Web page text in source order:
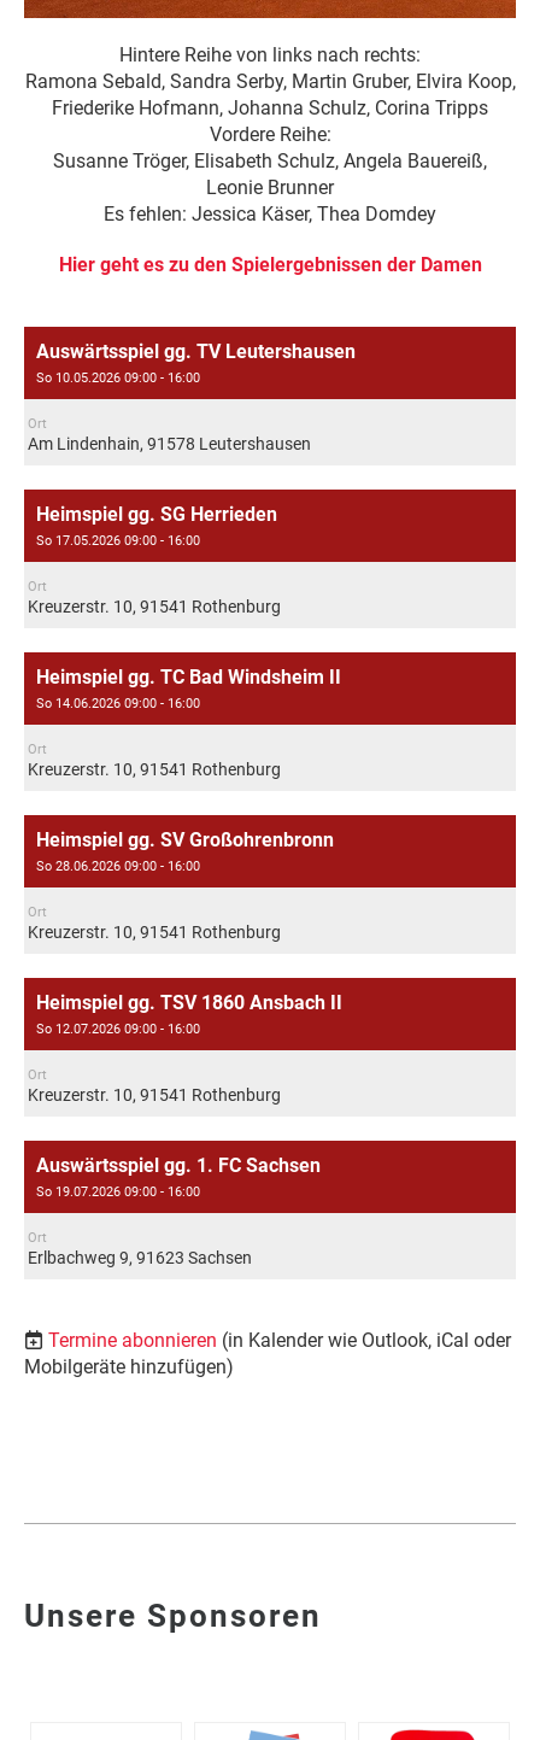
Hintere Reihe von links nach rechts:
Ramona Sebald, Sandra Serby, Martin Gruber, Elvira Koop,
Friederike Hofmann, Johanna Schulz, Corina Tripps
Vordere Reihe:
Susanne Tröger, Elisabeth Schulz, Angela Bauereiß,
Leonie Brunner
Es fehlen: Jessica Käser, Thea Domdey
Hier geht es zu den Spielergebnissen der Damen
Auswärtsspiel gg. TV Leutershausen
So 10.05.2026 09:00 - 16:00
Ort
Am Lindenhain, 91578 Leutershausen
Heimspiel gg. SG Herrieden
So 17.05.2026 09:00 - 16:00
Ort
Kreuzerstr. 10, 91541 Rothenburg
Heimspiel gg. TC Bad Windsheim II
So 14.06.2026 09:00 - 16:00
Ort
Kreuzerstr. 10, 91541 Rothenburg
Heimspiel gg. SV Großohrenbronn
So 28.06.2026 09:00 - 16:00
Ort
Kreuzerstr. 10, 91541 Rothenburg
Heimspiel gg. TSV 1860 Ansbach II
So 12.07.2026 09:00 - 16:00
Ort
Kreuzerstr. 10, 91541 Rothenburg
Auswärtsspiel gg. 1. FC Sachsen
So 19.07.2026 09:00 - 16:00
Ort
Erlbachweg 9, 91623 Sachsen
Termine abonnieren (in Kalender wie Outlook, iCal oder
Mobilgeräte hinzufügen)
Unsere Sponsoren